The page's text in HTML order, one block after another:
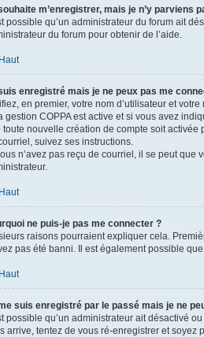
m’enregistrer, mais je n’y parviens
possible qu’un administrateur du forum ait
du forum pour obtenir de l’aide.
Haut
enregistré mais je ne peux pas me
en premier, votre nom d’utilisateur et
gestion COPPA est active et si vous avez
toute nouvelle création de compte soit activée
suivez ses instructions.
n’avez pas reçu de courriel, il se peut que
Haut
ne puis-je pas me connecter ?
raisons pourraient expliquer cela.
pas été banni. Il est également possible
Haut
suis enregistré par le passé mais je ne
possible qu’un administrateur ait désactivé
arrive, tentez de vous ré-enregistrer et soyez